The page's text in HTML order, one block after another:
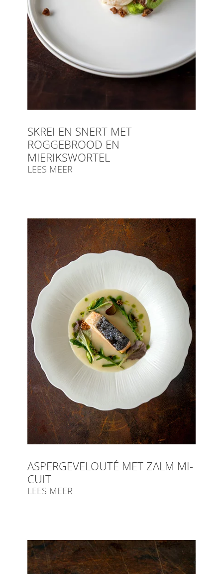
SKREI EN SNERT MET
ROGGEBROOD EN
MIERIKSWORTEL
LEES MEER
ASPERGEVELOUTÉ MET ZALM MI-
CUIT
LEES MEER